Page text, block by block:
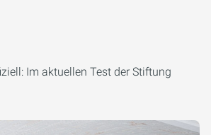
Im aktuellen Test der Stiftung